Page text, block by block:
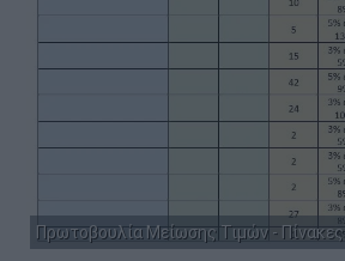
Πρωτοβουλία Μείωσης Τιμών - Πίνακες